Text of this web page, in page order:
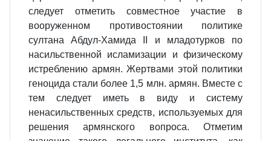
следует отметить совместное участие в
вооруженном противостоянии политике
султана Абдул-Хамида II и младотурков по
насильственной исламизации и физическому
истреблению армян. Жертвами этой политики
геноцида стали более 1,5 млн. армян. Вместе с
тем следует иметь в виду и систему
ненасильственных средств, используемых для
решения армянского вопроса. Отметим